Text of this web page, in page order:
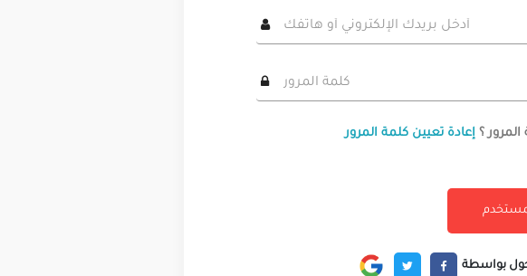
؟ إعادة تعيين كلمة المرور
بواسطة